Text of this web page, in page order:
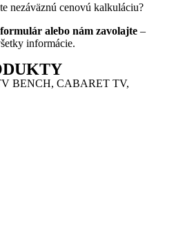
nezáväznú cenovú kalkuláciu?
alebo nám zavolajte –
informácie.
BENCH, CABARET TV,